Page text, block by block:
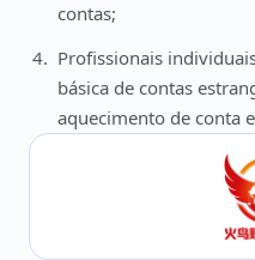
contas;
Profissionais
básica de contas
aquecimento de conta